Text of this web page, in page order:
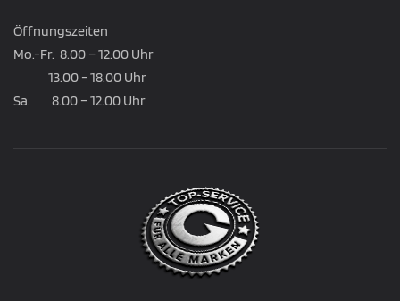
Öffnungszeiten
Mo.-Fr. 8.00 – 12.00 Uhr
13.00 - 18.00 Uhr
Sa. 8.00 – 12.00 Uhr